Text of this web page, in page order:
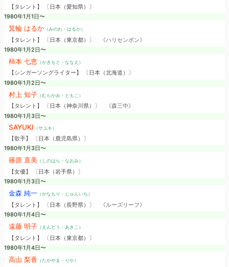
【タレント】 〔日本（愛知県）〕
1980年1月1日〜
箕輪 はるか（みのわ・はるか）
【タレント】 〔日本（東京都）〕
《ハリセンボン》
1980年1月2日〜
柿本 七恵 （かきもと・ななえ）
【シンガーソングライター】 〔日本（北海道）〕
1980年1月2日〜
村上 知子（むらかみ・ともこ）
【タレント】 〔日本（神奈川県）〕
《森三中》
1980年1月3日〜
SAYUKI （サユキ）
【歌手】 〔日本（鹿児島県）〕
1980年1月3日〜
篠原 直美（しのはら・なおみ）
【女優】 〔日本（岩手県）〕
1980年1月3日〜
金森 純一（かなもり・じゅんいち）
【タレント】 〔日本（長野県）〕
《ルーズリーフ》
1980年1月4日〜
遠藤 明子（えんどう・あきこ）
【タレント】 〔日本（東京都）〕
1980年1月4日〜
高山 梨香 （たかやま・りか）